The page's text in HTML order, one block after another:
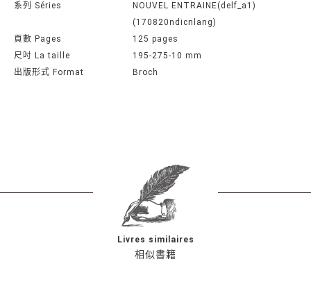
系列 Séries
NOUVEL ENTRAINE(delf_a1)
(170820ndicnlang)
頁數 Pages
125 pages
尺吋 La taille
195-275-10 mm
出版形式 Format
Broch
相似書籍
Livres similaires